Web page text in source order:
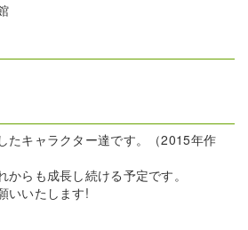
たキャラクター達です。（2015年作
らも成長し続ける予定です。
いいたします!